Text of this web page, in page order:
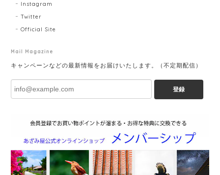
Instagram
Twitter
Official Site
Mail Magazine
キャンペーンなどの最新情報をお届けいたします。（不定期配信）
登録